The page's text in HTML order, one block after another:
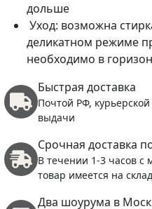
дольше
Уход: возможна
деликатном режиме
необходимо в
Быстрая доставка
Почтой РФ,
выдачи
Срочная доставка
В течении 1-3 часов с
товар имеется на
Два шоурума в